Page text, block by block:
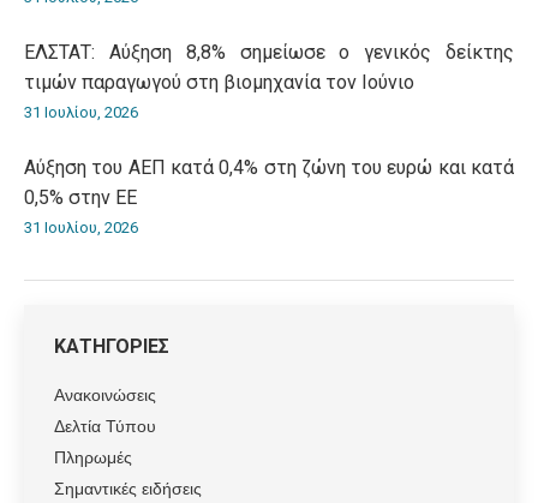
ΕΛΣΤΑΤ: Αύξηση 8,8% σημείωσε ο γενικός δείκτης
τιμών παραγωγού στη βιομηχανία τον Ιούνιο
31 Ιουλίου, 2026
Αύξηση του ΑΕΠ κατά 0,4% στη ζώνη του ευρώ και κατά
0,5% στην ΕΕ
31 Ιουλίου, 2026
ΚΑΤΗΓΟΡΙΕΣ
Ανακοινώσεις
Δελτία Τύπου
Πληρωμές
Σημαντικές ειδήσεις